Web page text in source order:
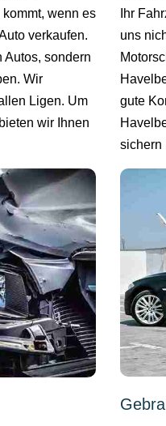
wenn es
verkaufen.
Autos, sondern
Wir
Ligen. Um
wir Ihnen
Ihr
uns
gute
sichern